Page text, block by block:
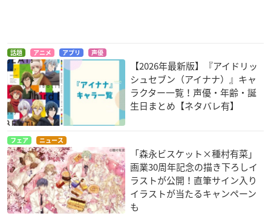
話題 アニメ アプリ 声優
【2026年最新版】『アイドリッ
シュセブン（アイナナ）』キャ
ラクター一覧！声優・年齢・誕
生日まとめ【ネタバレ有】
フェア ニュース
「森永ビスケット×種村有菜」
画業30周年記念の描き下ろしイ
ラストが公開！直筆サイン入り
イラストが当たるキャンペーン
も